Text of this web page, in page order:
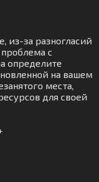
из-за разногласий
с
определите
на вашем
места,
для своей